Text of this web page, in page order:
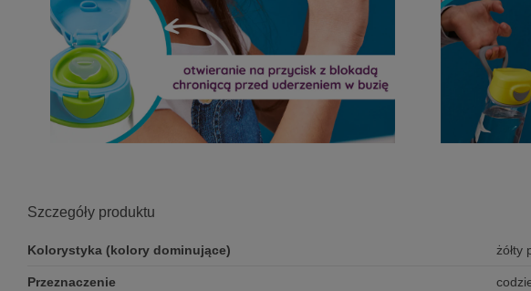
Szczegóły produktu
Kolorystyka (kolory dominujące) żółty
Przeznaczenie